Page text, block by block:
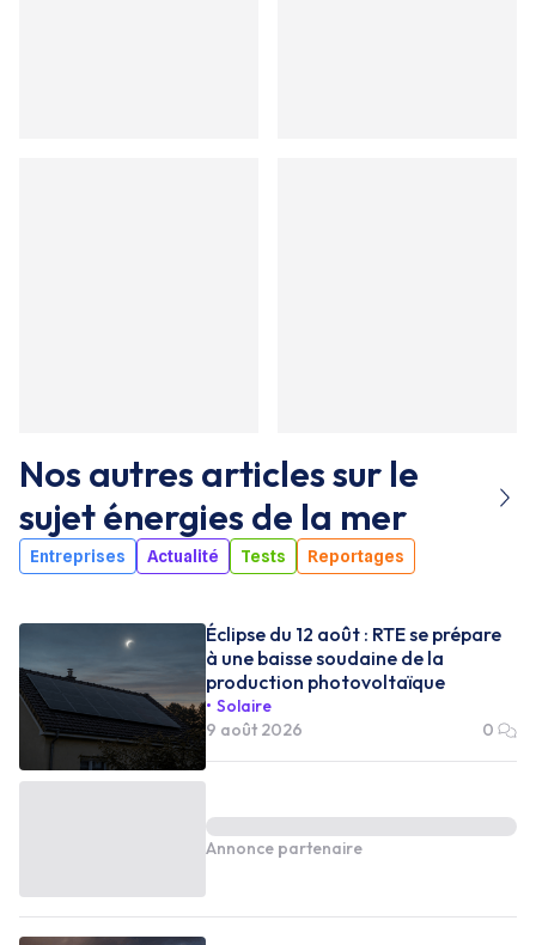
Nos autres articles sur le
sujeténergies de la mer
Entreprises Actualité Tests Reportages
Éclipse du 12 août : RTE se prépare
à une baisse soudaine de la
production photovoltaïque
Solaire
9 août 2026
0
Annonce partenaire